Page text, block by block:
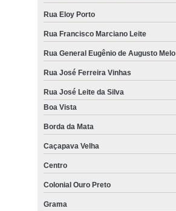
Rua Eloy Porto
Rua Francisco Marciano Leite
Rua General Eugênio de Augusto Melo
Rua José Ferreira Vinhas
Rua José Leite da Silva
Boa Vista
Borda da Mata
Caçapava Velha
Centro
Colonial Ouro Preto
Grama